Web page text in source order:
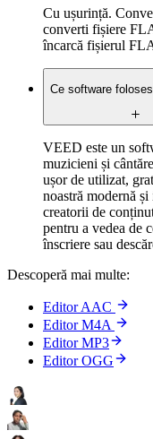
Cu ușurință.
converti fișiere
încarcă fișierul
Ce software
VEED este un
muzicieni și
ușor de utilizat,
noastră modernă
creatorii de
pentru a vedea de
înscriere sau
Descoperă mai multe:
Editor AAC
Editor M4A
Editor MP3
Editor OGG